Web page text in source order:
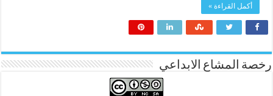
أكمل القراءة »
رخصة المشاع الابداعي